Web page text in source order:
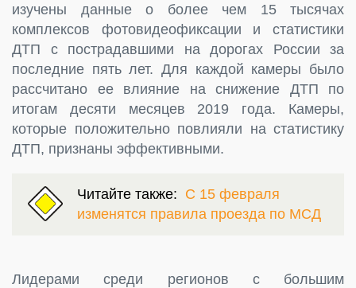
изучены данные о более чем 15 тысячах
комплексов фотовидеофиксации и статистики
ДТП с пострадавшими на дорогах России за
последние пять лет. Для каждой камеры было
рассчитано ее влияние на снижение ДТП по
итогам десяти месяцев 2019 года. Камеры,
которые положительно повлияли на статистику
ДТП, признаны эффективными.
Читайте также: С 15 февраля
изменятся правила проезда по МСД
Лидерами среди регионов с большим